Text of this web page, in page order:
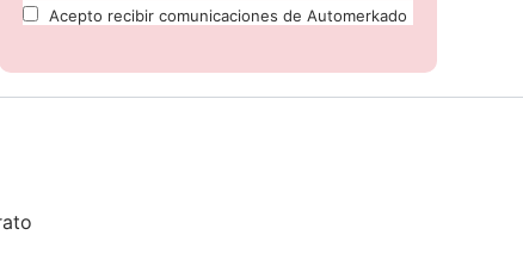
Acepto recibir comunicaciones de Automerkado